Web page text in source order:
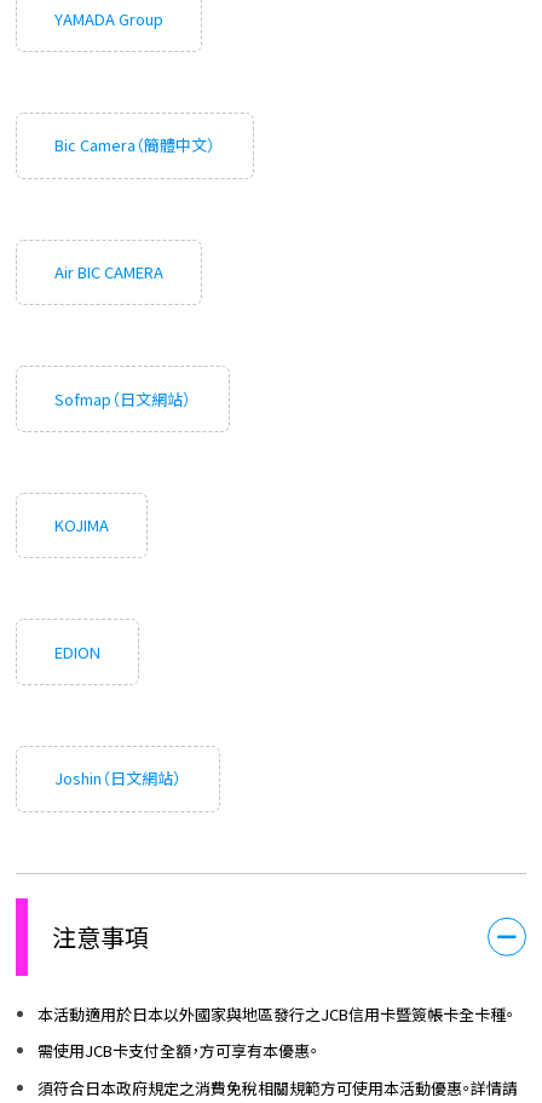
YAMADA Group
Bic Camera（簡體中文）
Air BIC CAMERA
Sofmap（日文網站）
KOJIMA
EDION
Joshin（日文網站）
注意事項
本活動適用於日本以外國家與地區發行之JCB信用卡暨簽帳卡全卡種。
需使用JCB卡支付全額，方可享有本優惠。
須符合日本政府規定之消費免稅相關規範方可使用本活動優惠。詳情請